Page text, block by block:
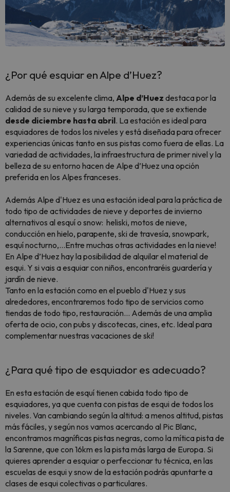
¿Por qué esquiar en Alpe d’Huez?
Además de su excelente clima, Alpe d’Huez destaca por la
calidad de su nieve y su larga temporada, que se extiende
desde diciembre hasta abril. La estación es ideal para
esquiadores de todos los niveles y está diseñada para ofrecer
experiencias únicas tanto en sus pistas como fuera de ellas. La
variedad de actividades, la infraestructura de primer nivel y la
belleza de su entorno hacen de Alpe d’Huez una opción
preferida en los Alpes franceses.
Además Alpe d'Huez es una estación ideal para la práctica de
todo tipo de actividades de nieve y deportes de invierno
alternativos al esquí o snow: heliski, motos de nieve,
conducción en hielo, parapente, ski de travesía, snowpark,
esquí nocturno,...Entre muchas otras actividades en la nieve!
En Alpe d’Huez hay la posibilidad de alquilar el material de
esqui. Y si vais a esquiar con niños, encontraréis guardería y
jardín de nieve.
Tanto en la estación como en el pueblo d'Huez y sus
alrededores, encontraremos todo tipo de servicios como
tiendas de todo tipo, restauración... Además de una amplia
oferta de ocio, con pubs y discotecas, cines, etc. Ideal para
complementar nuestras vacaciones de ski!
¿Para qué tipo de esquiador es adecuado?
En esta estación de esquí tienen cabida todo tipo de
esquiadores, ya que cuenta con pistas de esqui de todos los
niveles. Van cambiando según la altitud: a menos altitud, pistas
más fáciles, y según nos vamos acercando al Pic Blanc,
encontramos magníficas pistas negras, como la mítica pista de
la Sarenne, que con 16km es la pista más larga de Europa. Si
quieres aprender a esquiar o perfeccionar tu técnica, en las
escuelas de esqui y snow de la estación podrás apuntarte a
clases de esqui colectivas o particulares.